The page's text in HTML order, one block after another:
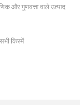
और गुणवत्ता वाले उत्पाद
किस्में